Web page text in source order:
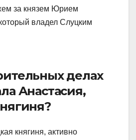
за князем Юрием
владел Слуцким
делах
Анастасия,
княгиня, активно